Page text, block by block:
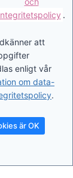
.
att
enligt vår
om data-
.
är OK